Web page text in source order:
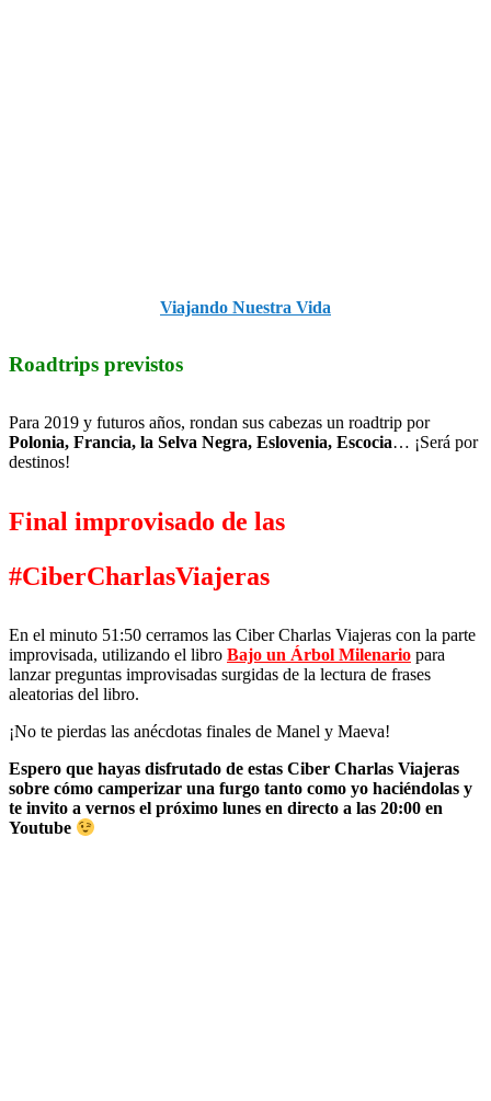
Viajando Nuestra Vida
Roadtrips previstos
Para 2019 y futuros años, rondan sus cabezas un roadtrip por
Polonia, Francia, la Selva Negra, Eslovenia, Escocia… ¡Será por
destinos!
Final improvisado de las
#CiberCharlasViajeras
En el minuto 51:50 cerramos las Ciber Charlas Viajeras con la parte
improvisada, utilizando el libro Bajo un Árbol Milenario para
lanzar preguntas improvisadas surgidas de la lectura de frases
aleatorias del libro.
¡No te pierdas las anécdotas finales de Manel y Maeva!
Espero que hayas disfrutado de estas Ciber Charlas Viajeras
sobre cómo camperizar una furgo tanto como yo haciéndolas y
te invito a vernos el próximo lunes en directo a las 20:00 en
Youtube